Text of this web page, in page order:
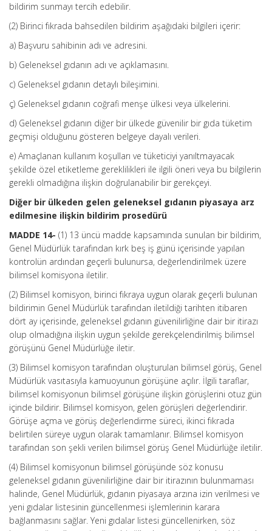
bildirim sunmayı tercih edebilir.
(2) Birinci fıkrada bahsedilen bildirim aşağıdaki bilgileri içerir:
a) Başvuru sahibinin adı ve adresini.
b) Geleneksel gıdanın adı ve açıklamasını.
c) Geleneksel gıdanın detaylı bileşimini.
ç) Geleneksel gıdanın coğrafi menşe ülkesi veya ülkelerini.
d) Geleneksel gıdanın diğer bir ülkede güvenilir bir gıda tüketim
geçmişi olduğunu gösteren belgeye dayalı verileri.
e) Amaçlanan kullanım koşulları ve tüketiciyi yanıltmayacak
şekilde özel etiketleme gereklilikleri ile ilgili öneri veya bu bilgilerin
gerekli olmadığına ilişkin doğrulanabilir bir gerekçeyi.
Diğer bir ülkeden gelen geleneksel gıdanın piyasaya arz
edilmesine ilişkin bildirim prosedürü
MADDE 14- (1) 13 üncü madde kapsamında sunulan bir bildirim,
Genel Müdürlük tarafından kırk beş iş günü içerisinde yapılan
kontrolün ardından geçerli bulunursa, değerlendirilmek üzere
bilimsel komisyona iletilir.
(2) Bilimsel komisyon, birinci fıkraya uygun olarak geçerli bulunan
bildirimin Genel Müdürlük tarafından iletildiği tarihten itibaren
dört ay içerisinde, geleneksel gıdanın güvenilirliğine dair bir itirazı
olup olmadığına ilişkin uygun şekilde gerekçelendirilmiş bilimsel
görüşünü Genel Müdürlüğe iletir.
(3) Bilimsel komisyon tarafından oluşturulan bilimsel görüş, Genel
Müdürlük vasıtasıyla kamuoyunun görüşüne açılır. İlgili taraflar,
bilimsel komisyonun bilimsel görüşüne ilişkin görüşlerini otuz gün
içinde bildirir. Bilimsel komisyon, gelen görüşleri değerlendirir.
Görüşe açma ve görüş değerlendirme süreci, ikinci fıkrada
belirtilen süreye uygun olarak tamamlanır. Bilimsel komisyon
tarafından son şekli verilen bilimsel görüş Genel Müdürlüğe iletilir.
(4) Bilimsel komisyonun bilimsel görüşünde söz konusu
geleneksel gıdanın güvenilirliğine dair bir itirazının bulunmaması
halinde, Genel Müdürlük, gıdanın piyasaya arzına izin verilmesi ve
yeni gıdalar listesinin güncellenmesi işlemlerinin karara
bağlanmasını sağlar. Yeni gıdalar listesi güncellenirken, söz